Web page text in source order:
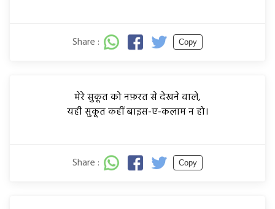
Share : Copy
मेरे सुकूत को नफ़रत से देखने वाले,
यही सुकूत कहीं बाइस-ए-कलाम न हो।
Share : Copy